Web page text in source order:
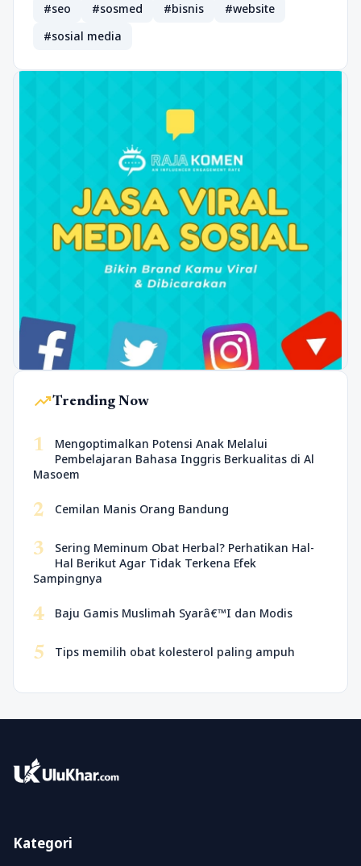
#seo
#sosmed #bisnis
#website
#sosial media
trending_upTrending Now
1
Mengoptimalkan Potensi Anak Melalui
Pembelajaran Bahasa Inggris Berkualitas di Al
Masoem
2 Cemilan Manis Orang Bandung
3
Sering Meminum Obat Herbal? Perhatikan Hal-
Hal Berikut Agar Tidak Terkena Efek
Sampingnya
4 Baju Gamis Muslimah Syarâ€™I dan Modis
5 Tips memilih obat kolesterol paling ampuh
Kategori